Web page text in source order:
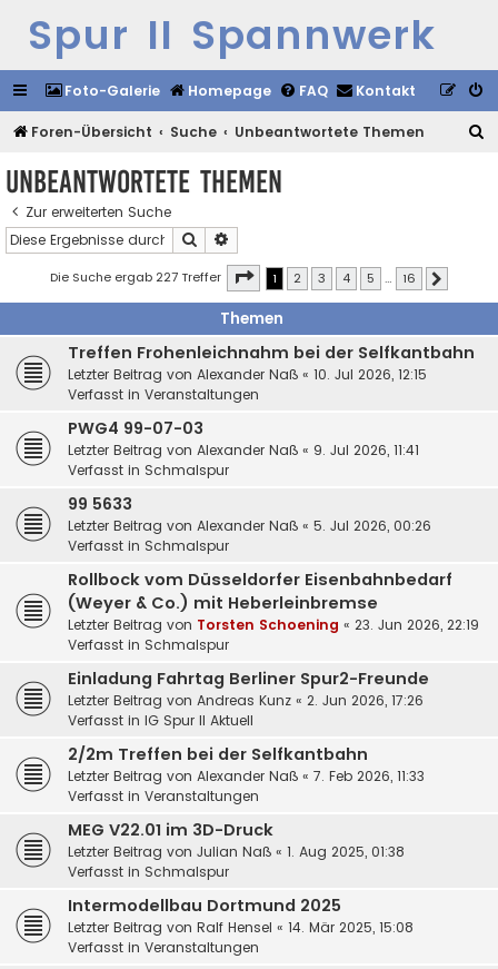
Spur II Spannwerk
Foto-Galerie Homepage FAQ Kontakt
Foren-Übersicht Suche Unbeantwortete Themen
Unbeantwortete Themen
Zur erweiterten Suche
Suche
Die Suche ergab 227 Treffer Seite von16
1 2 3 4 5 … 16
Themen
Treffen Frohenleichnahm bei der Selfkantbahn
Letzter Beitrag von Alexander Naß « 10. Jul 2026, 12:15
Verfasst in Veranstaltungen
PWG4 99-07-03
Letzter Beitrag von Alexander Naß « 9. Jul 2026, 11:41
Verfasst in Schmalspur
99 5633
Letzter Beitrag von Alexander Naß « 5. Jul 2026, 00:26
Verfasst in Schmalspur
Rollbock vom Düsseldorfer Eisenbahnbedarf
(Weyer & Co.) mit Heberleinbremse
Letzter Beitrag von Torsten Schoening « 23. Jun 2026, 22:19
Verfasst in Schmalspur
Einladung Fahrtag Berliner Spur2-Freunde
Letzter Beitrag von Andreas Kunz « 2. Jun 2026, 17:26
Verfasst in IG Spur II Aktuell
2/2m Treffen bei der Selfkantbahn
Letzter Beitrag von Alexander Naß « 7. Feb 2026, 11:33
Verfasst in Veranstaltungen
MEG V22.01 im 3D-Druck
Letzter Beitrag von Julian Naß « 1. Aug 2025, 01:38
Verfasst in Schmalspur
Intermodellbau Dortmund 2025
Letzter Beitrag von Ralf Hensel « 14. Mär 2025, 15:08
Verfasst in Veranstaltungen